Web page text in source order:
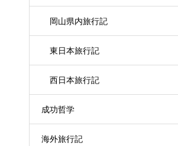
岡山県内旅行記
東日本旅行記
西日本旅行記
成功哲学
海外旅行記